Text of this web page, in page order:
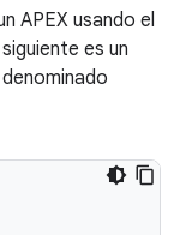
APEX usando el
es un